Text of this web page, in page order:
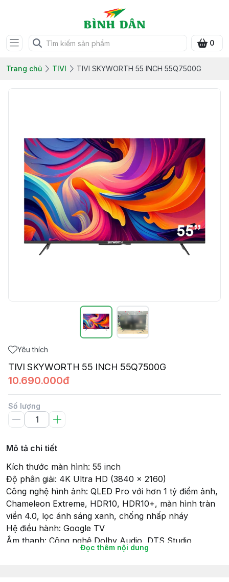
0
Trang chủ TIVI TIVI SKYWORTH 55 INCH 55Q7500G
Yêu thích
TIVI SKYWORTH 55 INCH 55Q7500G
10.690.000đ
Số lượng
Mô tả chi tiết
Kích thước màn hình: 55 inch
Độ phân giải: 4K Ultra HD (3840 x 2160)
Công nghệ hình ảnh: QLED Pro với hơn 1 tỷ điểm ảnh,
Chameleon Extreme, HDR10, HDR10+, màn hình tràn
viền 4.0, lọc ánh sáng xanh, chống nhấp nháy
Hệ điều hành: Google TV
Âm thanh: Công nghệ Dolby Audio, DTS Studio
Surround, tổng công suất loa 2 x 10W
Đọc thêm nội dung